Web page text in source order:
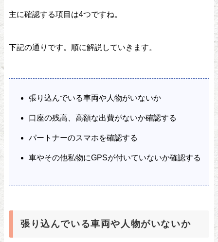
主に確認する項目は4つですね。
下記の通りです。順に解説していきます。
張り込んでいる車両や人物がいないか
口座の残高、高額な出費がないか確認する
パートナーのスマホを確認する
車やその他私物にGPSが付いていないか確認する
張り込んでいる車両や人物がいないか